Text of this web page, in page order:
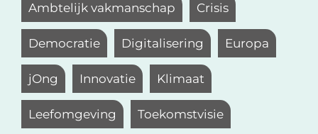
Ambtelijk vakmanschap Crisis
Democratie Digitalisering Europa
jOng Innovatie Klimaat
Leefomgeving Toekomstvisie